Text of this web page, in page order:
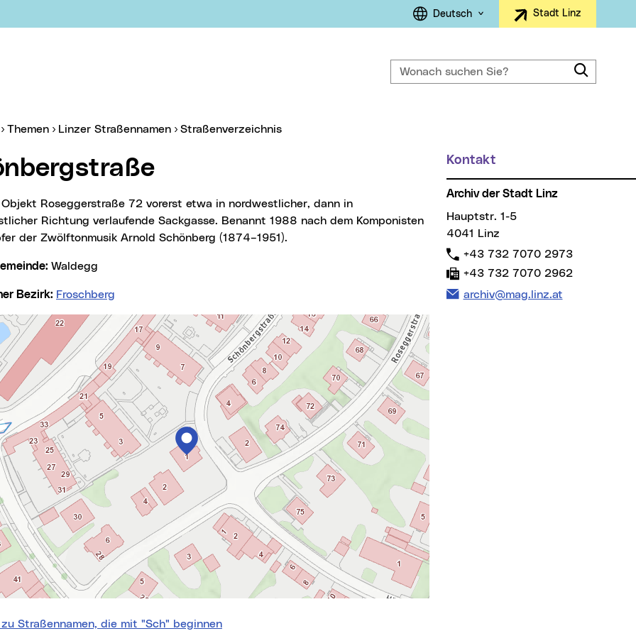
Sprachauswahl
Deutsch Stadt Linz
Wonach suchen Sie?
Themen Linzer Straßennamen Straßenverzeichnis(aktueller Menüpunkt)
Richtung verlaufende Sackgasse. Benannt 1988 nach dem Komponisten
der Zwölftonmusik Arnold Schönberg (1874–1951).
Waldegg
Bezirk: Froschberg
Straßennamen, die mit "Sch" beginnen
Weitere Informationen
Kontakt
Archiv der Stadt Linz
Hauptstr. 1-5
4041 Linz
Telefon:
+43 732 7070 2973
Fax:
+43 732 7070 2962
E-Mail Adresse:
archiv@mag.linz.at